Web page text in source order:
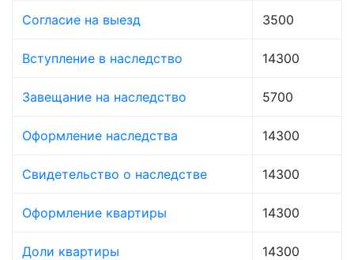
Согласие на выезд 3500
Вступление в наследство 14300
Завещание на наследство 5700
Оформление наследства 14300
Свидетельство о наследстве 14300
Оформление квартиры 14300
Доли квартиры 14300